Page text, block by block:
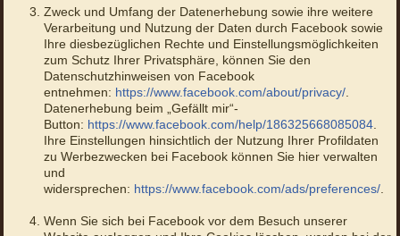
Zweck und Umfang der Datenerhebung sowie ihre weitere
Verarbeitung und Nutzung der Daten durch Facebook sowie
Ihre diesbezüglichen Rechte und Einstellungsmöglichkeiten
zum Schutz Ihrer Privatsphäre, können Sie den
Datenschutzhinweisen von Facebook
entnehmen: https://www.facebook.com/about/privacy/.
Datenerhebung beim „Gefällt mir“-
Button: https://www.facebook.com/help/186325668085084.
Ihre Einstellungen hinsichtlich der Nutzung Ihrer Profildaten
zu Werbezwecken bei Facebook können Sie hier verwalten
und
widersprechen: https://www.facebook.com/ads/preferences/.
Wenn Sie sich bei Facebook vor dem Besuch unserer